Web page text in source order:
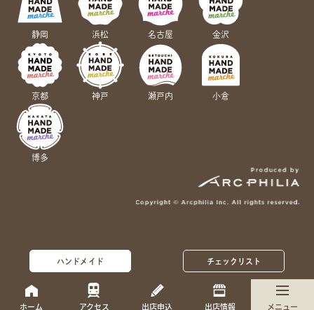
ハンドメイド チェックリスト
ホーム アクセス 出店申込 出店情報 メニュー
静岡 浜松 名古屋 金沢
京都 神戸 瀬戸内 小倉
博多